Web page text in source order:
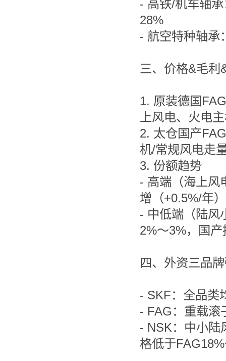
- 高铁/机车轴
28%
- 航空特种轴承
三、价格&毛利
1. 原装德国
上风电、火电
2. 太仓国产
机/常规风电走
3. 份额趋势
- 高端（海上风
增（+0.5%/年
- 中低端（陆风
2%～3%，国
四、外资三品
- SKF：全品类
- FAG：重载滚
- NSK：中小陆
格低于